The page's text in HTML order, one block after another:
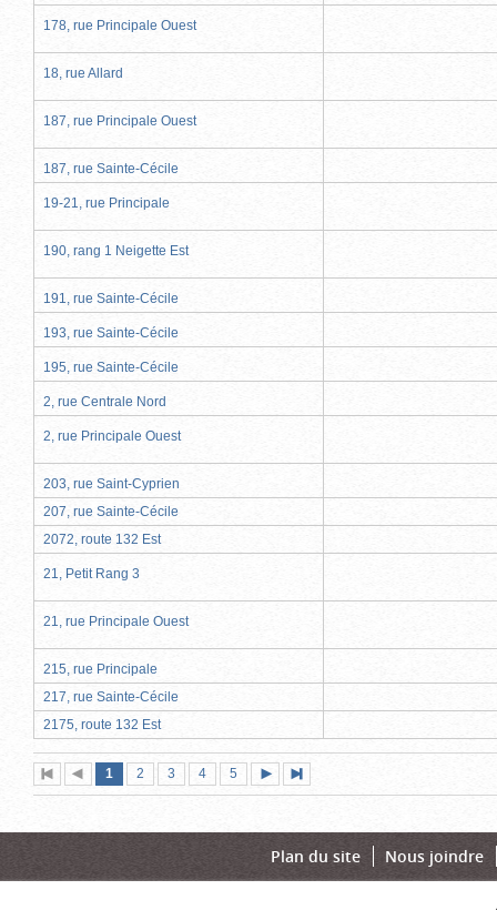
178, rue Principale Ouest
18, rue Allard
187, rue Principale Ouest
187, rue Sainte-Cécile
19-21, rue Principale
190, rang 1 Neigette Est
191, rue Sainte-Cécile
193, rue Sainte-Cécile
195, rue Sainte-Cécile
2, rue Centrale Nord
2, rue Principale Ouest
203, rue Saint-Cyprien
207, rue Sainte-Cécile
2072, route 132 Est
21, Petit Rang 3
21, rue Principale Ouest
215, rue Principale
217, rue Sainte-Cécile
2175, route 132 Est
Première
page
Page
précédente
Page
1 (page
actuelle)
Page
2 Page
3 Page
4 Page
5
suivante
page
Plan du site Nous joindre